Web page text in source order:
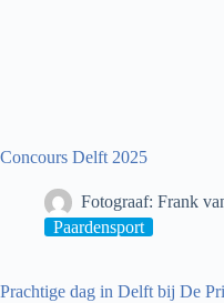
Concours Delft 2025
Fotograaf: Frank
Paardensport
Prachtige dag in Delft bij De